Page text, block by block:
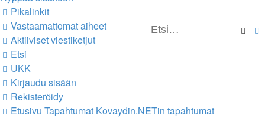
Etsi
Pikalinkit
Vastaamattomat aiheet
Aktiiviset viestiketjut
Etsi
UKK
Kirjaudu sisään
Rekisteröidy
Etusivu Tapahtumat Kovaydin.NETin tapahtumat